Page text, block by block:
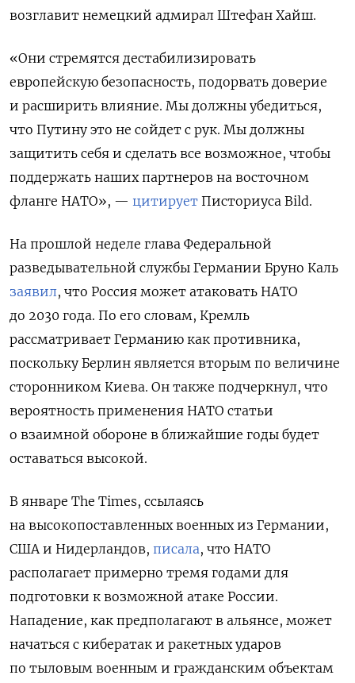
возглавит немецкий адмирал Штефан Хайш.
«Они стремятся дестабилизировать
европейскую безопасность, подорвать доверие
и расширить влияние. Мы должны убедиться,
что Путину это не сойдет с рук. Мы должны
защитить себя и сделать все возможное, чтобы
поддержать наших партнеров на восточном
фланге НАТО», — цитирует Писториуса Bild.
На прошлой неделе глава Федеральной
разведывательной службы Германии Бруно Каль
заявил, что Россия может атаковать НАТО
до 2030 года. По его словам, Кремль
рассматривает Германию как противника,
поскольку Берлин является вторым по величине
сторонником Киева. Он также подчеркнул, что
вероятность применения НАТО статьи
о взаимной обороне в ближайшие годы будет
оставаться высокой.
В январе The Times, ссылаясь
на высокопоставленных военных из Германии,
США и Нидерландов, писала, что НАТО
располагает примерно тремя годами для
подготовки к возможной атаке России.
Нападение, как предполагают в альянсе, может
начаться с кибератак и ракетных ударов
по тыловым военным и гражданским объектам